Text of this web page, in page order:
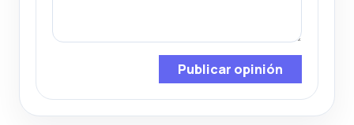
Publicar opinión